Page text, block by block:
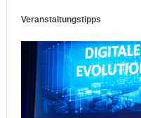
Veranstaltungstipps